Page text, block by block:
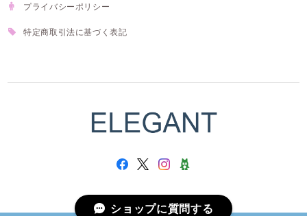
プライバシーポリシー
特定商取引法に基づく表記
ショップに質問する